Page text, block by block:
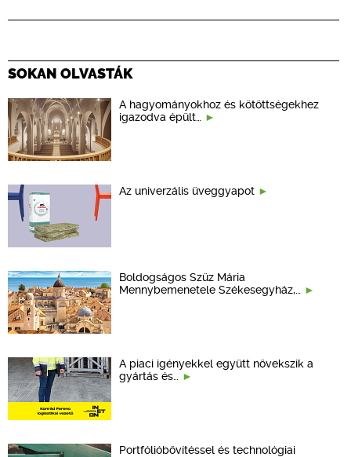
SOKAN OLVASTÁK
A hagyományokhoz és kötöttségekhez
igazodva épült…
Az univerzális üveggyapot
Boldogságos Szűz Mária
Mennybemenetele Székesegyház,…
A piaci igényekkel együtt növekszik a
gyártás és…
Portfólióbővítéssel és technológiai